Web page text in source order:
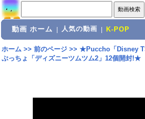
動画 ホーム 人気の動画 K-POP
ホーム>> 前のページ>> ★Puccho「Disney
ぷっちょ「ディズニーツムツム2」12個開封!★